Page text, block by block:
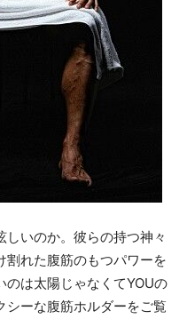
いのか。彼らの持つ神々
割れた腹筋のもつパワーを
は太陽じゃなくてYOUの
シーな腹筋ホルダーをご覧